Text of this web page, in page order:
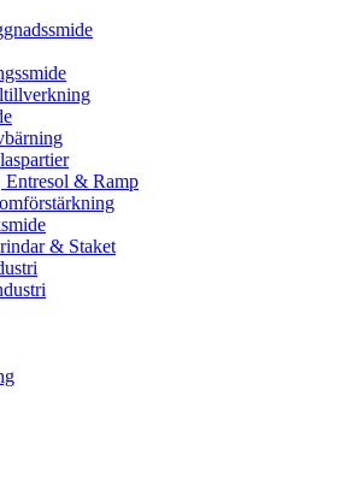
Entresol & Ramp
& Staket